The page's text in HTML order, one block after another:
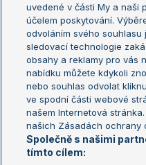
Aktualní trendy
Fotbalové přestupy
Livesport Daily
LS Prague Open
uvedené v části My a naši
účelem poskytování.
odvoláním svého souhlasu
sledovací technologie
obsahy a reklamy pro vás
nabídku můžete kdykoli
nebo souhlas odvolat
ve spodní části webové
našem Internetová
našich Zásadách ochrany
Společně s našimi
tímto cílem: